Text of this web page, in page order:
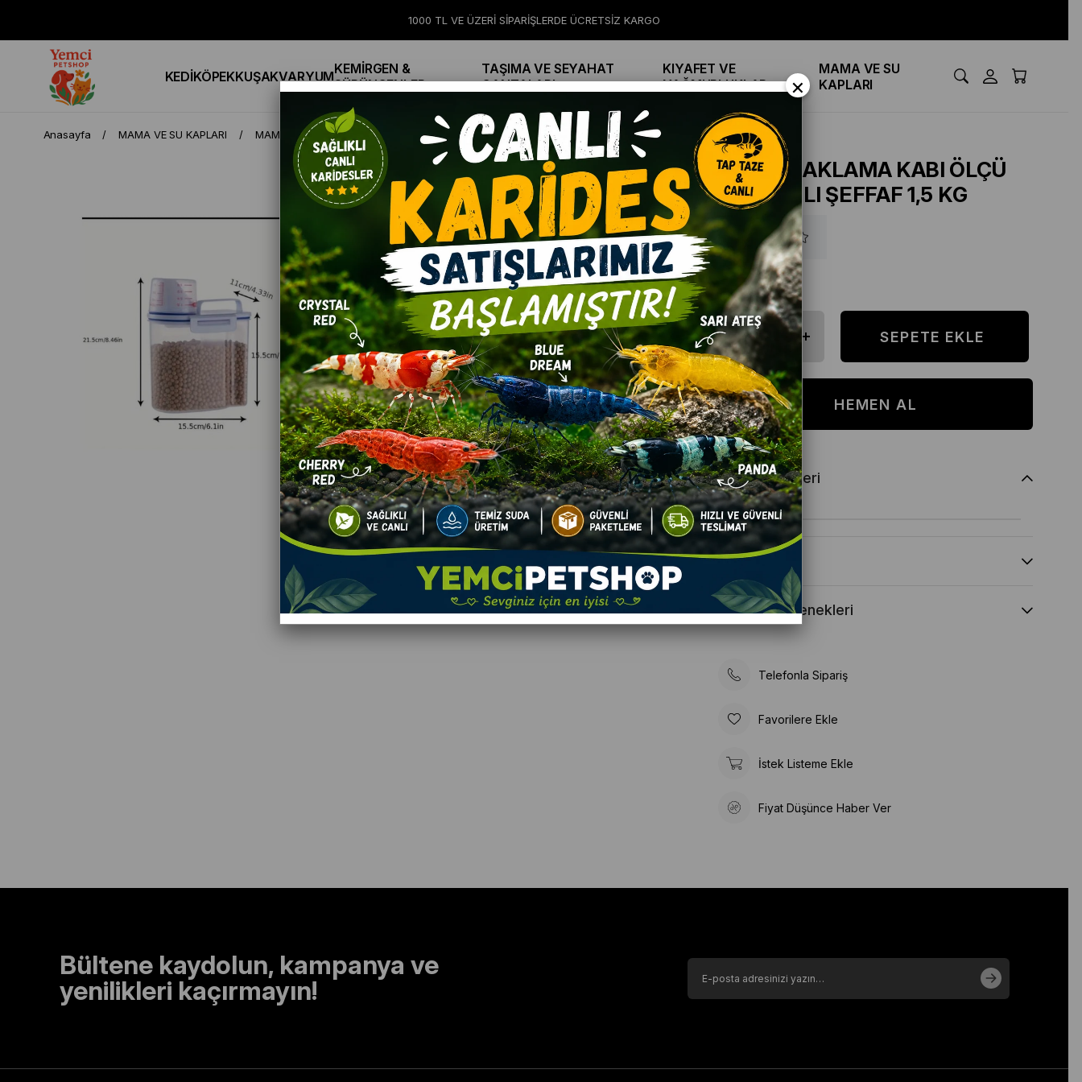
1000 TL VE ÜZERİ SİPARİŞLERDE ÜCRETSİZ KARGO
KEDİKÖPEKKUŞAKVARYUMKEMİRGEN &
SÜRÜNGENLER
TAŞIMA VE SEYAHAT
ÇANTALARI
KIYAFET VE
YAĞMURLUKLAR
MAMA VE SU
KAPLARI
Anasayfa MAMA VE SU KAPLARI MAMA SAKLAMA KABI ÖLÇÜ BARDAKLI ŞEFFAF 1,5 KG
MAMA SAKLAMA KABI ÖLÇÜ
BARDAKLI ŞEFFAF 1,5 KG
₺250,00
Ürün Özellikleri
Yorumlar
Ödeme Seçenekleri
Telefonla Sipariş
Favorilere Ekle
İstek Listeme Ekle
Fiyat Düşünce Haber Ver
Bültene kaydolun, kampanya ve
yenilikleri kaçırmayın!
×